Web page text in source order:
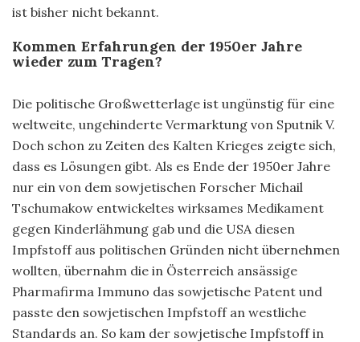
ist bisher nicht bekannt.
Kommen Erfahrungen der 1950er Jahre
wieder zum Tragen?
Die politische Großwetterlage ist ungünstig für eine
weltweite, ungehinderte Vermarktung von Sputnik V.
Doch schon zu Zeiten des Kalten Krieges zeigte sich,
dass es Lösungen gibt. Als es Ende der 1950er Jahre
nur ein von dem sowjetischen Forscher Michail
Tschumakow entwickeltes wirksames Medikament
gegen Kinderlähmung gab und die USA diesen
Impfstoff aus politischen Gründen nicht übernehmen
wollten, übernahm die in Österreich ansässige
Pharmafirma Immuno das sowjetische Patent und
passte den sowjetischen Impfstoff an westliche
Standards an. So kam der sowjetische Impfstoff in